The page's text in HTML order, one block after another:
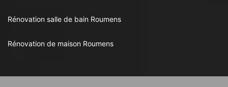
Rénovation salle de bain Roumens
Rénovation de maison Roumens